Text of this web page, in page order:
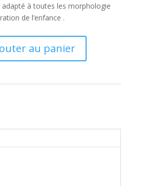
à toutes les morphologie
de l’enfance .
au panier